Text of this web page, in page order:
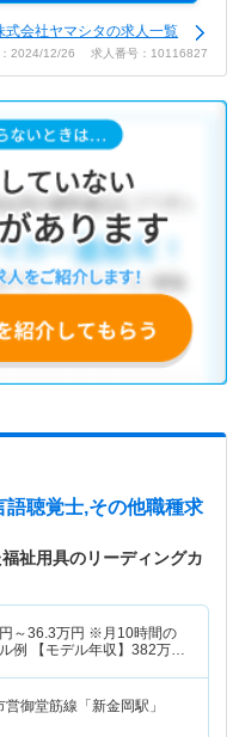
式会社ヤマシタの求人一覧
2024/12/26 求人番号：10116827
語聴覚士,その他職種求
祉用具のリーディングカ
～36.3万円 ※月10時間の
例 【モデル年収】 382万円
営御堂筋線「新金岡駅」